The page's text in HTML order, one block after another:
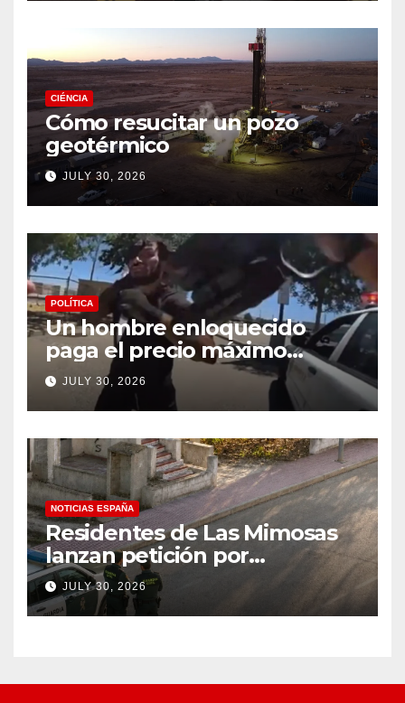
CIÉNCIA
Cómo resucitar un pozo
geotérmico
JULY 30, 2026
POLÍTICA
Un hombre enloquecido
paga el precio máximo
después de llevar un cuchillo
a un tiroteo con agentes del
condado de Los Ángeles
(VIDEO) * The Gateway
Pundit * por Cullen
Linebarger
JULY 30, 2026
NOTICIAS ESPAÑA
Residentes de Las Mimosas
lanzan petición por
disminución ‘inaceptable’ de
servicios básicos – The
Leader
JULY 30, 2026